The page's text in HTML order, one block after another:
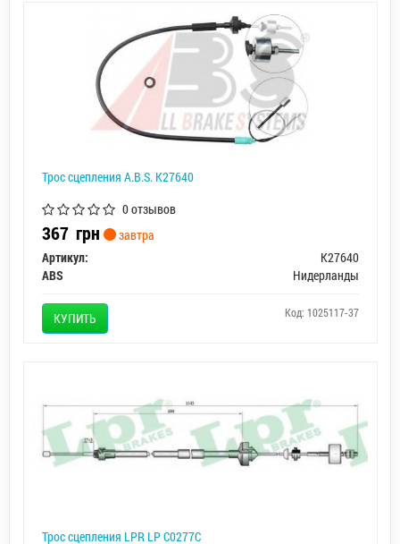
Трос сцепления A.B.S. K27640
0 отзывов
367 грн
завтра
Артикул:
K27640
ABS
Нидерланды
КУПИТЬ Код: 1025117-37
Трос сцепления LPR LP C0277C